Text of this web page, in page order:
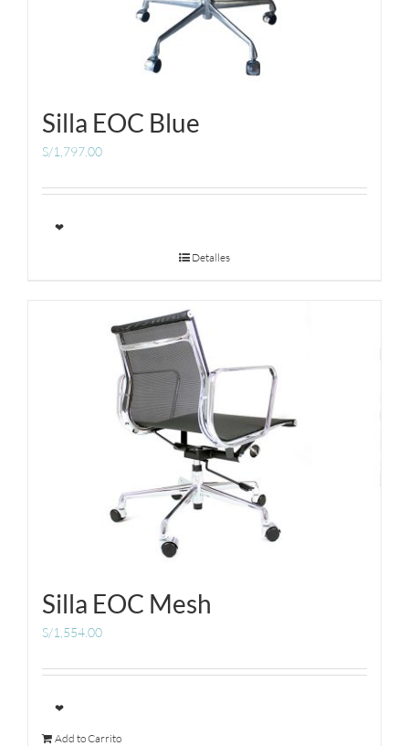
Silla EOC Blue
S/1,797.00
❤
Detalles
Silla EOC Mesh
S/1,554.00
❤
Add to Carrito